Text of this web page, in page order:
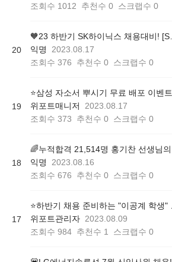
조회수 1012 추천수 0 스크랩수 0
20
익명
2023.08.17
조회수 376 추천수 0 스크랩수 0
19
위포트매니저
2023.08.17
조회수 373 추천수 0 스크랩수 0
18
익명
2023.08.16
조회수 676 추천수 0 스크랩수 0
17
위포트관리자 2023.08.09
조회수 984 추천수 1 스크랩수 0